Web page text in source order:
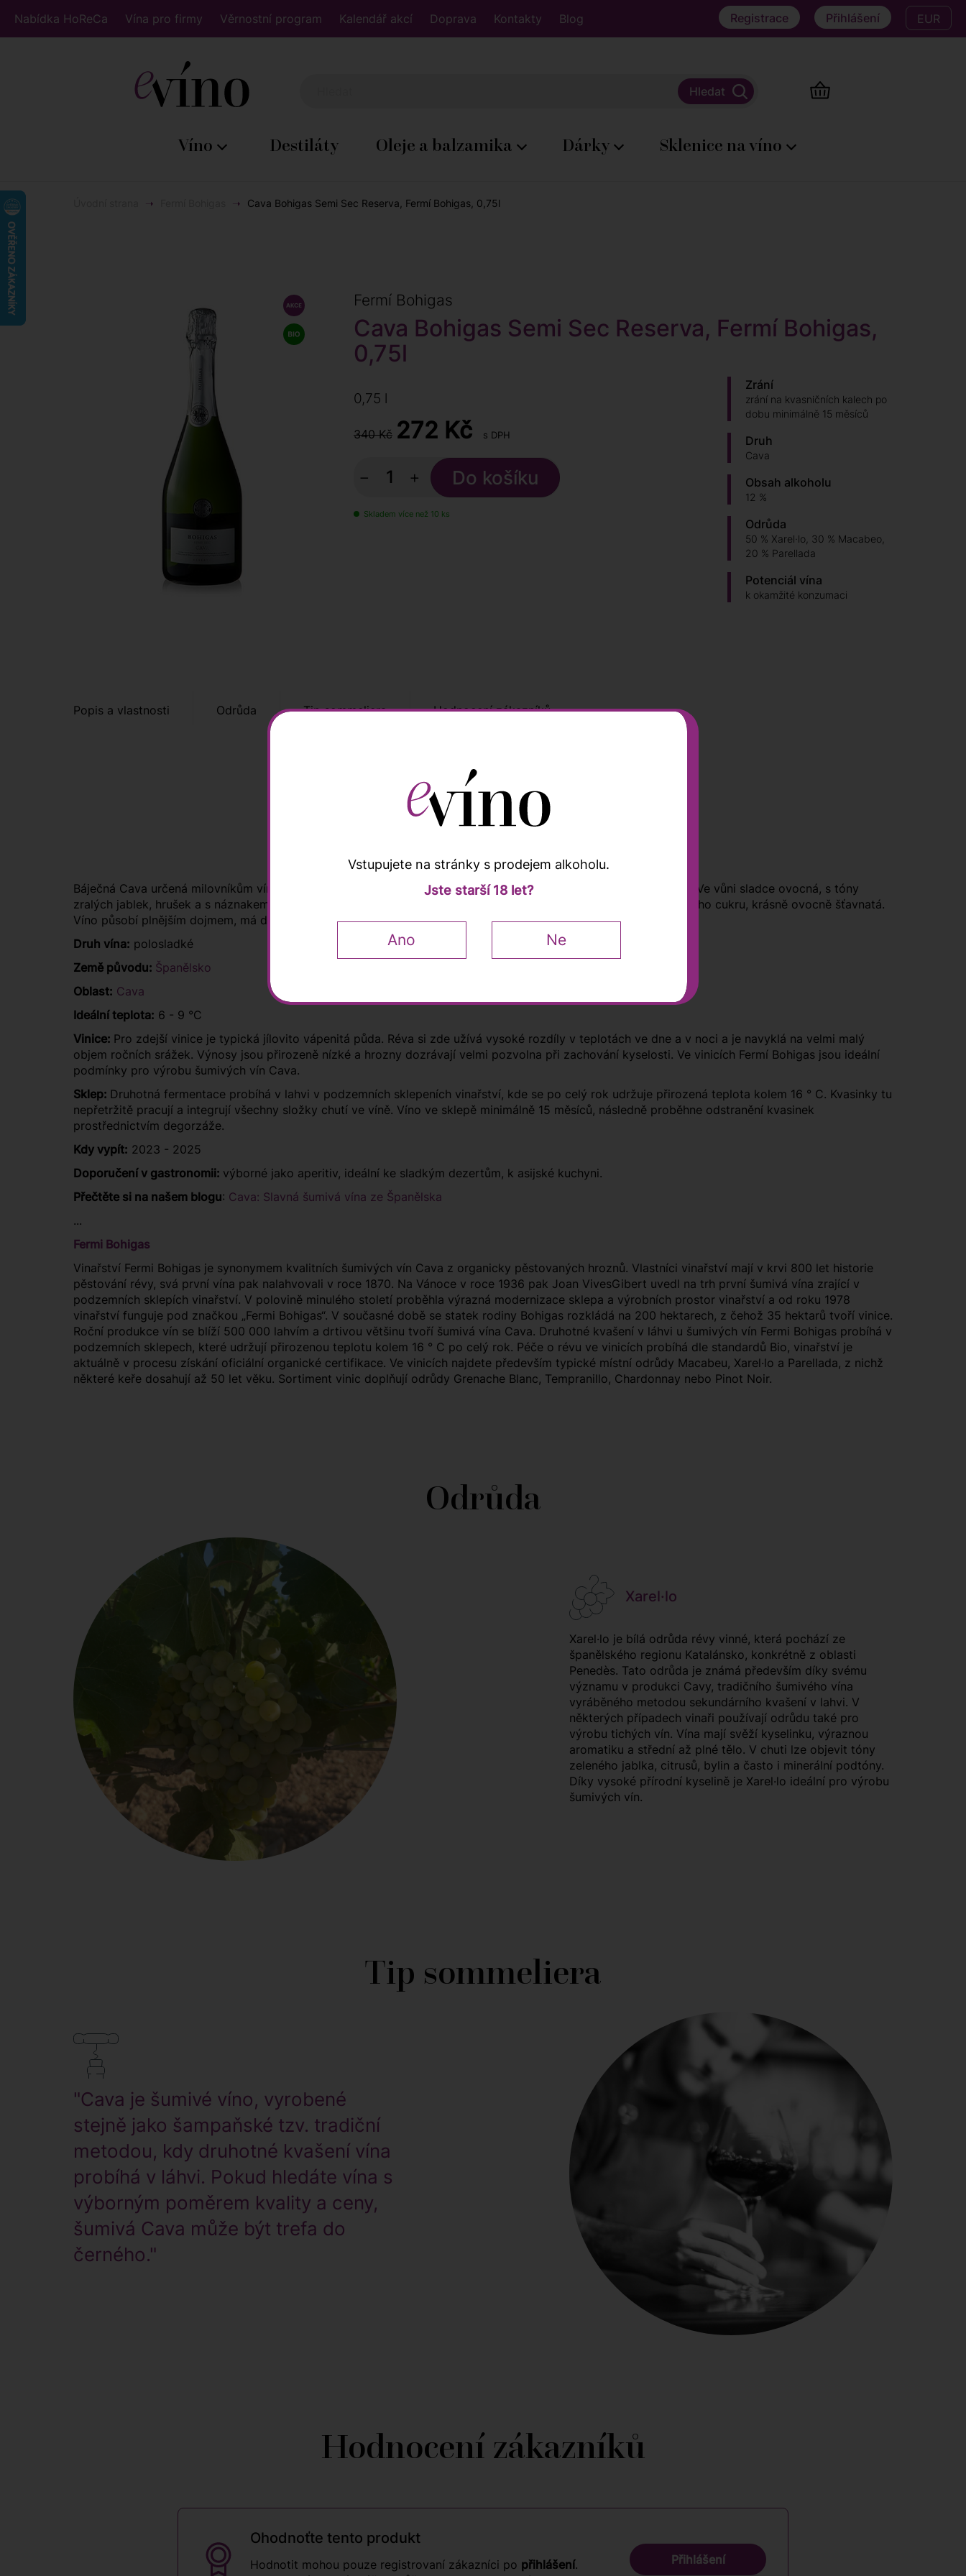
Nabídka HoReCa Vína pro firmy Věrnostní program Kalendář akcí Doprava Kontakty Blog Registrace Přihlášení EUR
Víno Destiláty Oleje a balzamika Dárky Sklenice na víno
Cava Bohigas Semi Sec Reserva, Fermí Bohigas, 0,75l
Fermí Bohigas
Cava Bohigas Semi Sec Reserva, Fermí Bohigas,
0,75l
0,75 l
340 Kč 272 Kč s DPH
− +
Skladem více než 10 ks
Zrání
zrání na kvasničních kalech po
dobu minimálně 15 měsíců
Druh
Cava
Obsah alkoholu
12 %
Odrůda
50 % Xarel·lo, 30 % Macabeo,
20 % Parellada
Potenciál vína
k okamžité konzumaci
Popis a vlastnosti Odrůda Tip sommeliera Hodnocení zákazníků
Popis a vlastnosti
Báječná Cava určená milovníkům vín s lehkým zbytkovým cukrem. Ve skleničce světle žlutá se zlatavými odlesky. Ve vůni sladce ovocná, s tóny
zralých jablek, hrušek a s náznakem citrusových plodů. V chuti s dobře vyváženým poměrem kyselosti a zbytkového cukru, krásně ovocně šťavnatá.
Víno působí plnějším dojmem, má delší závěr, ve kterém objevíte také jemnou mineralitu.
Druh vína: polosladké
Země původu: Španělsko
Oblast: Cava
Ideální teplota: 6 - 9 °C
Vinice: Pro zdejší vinice je typická jílovito vápenitá půda. Réva si zde užívá vysoké rozdíly v teplotách ve dne a v noci a je navyklá na velmi malý
objem ročních srážek. Výnosy jsou přirozeně nízké a hrozny dozrávají velmi pozvolna při zachování kyselosti. Ve vinicích Fermí Bohigas jsou ideální
podmínky pro výrobu šumivých vín Cava.
Sklep: Druhotná fermentace probíhá v lahvi v podzemních sklepeních vinařství, kde se po celý rok udržuje přirozená teplota kolem 16 ° C. Kvasinky tu
nepřetržitě pracují a integrují všechny složky chutí ve víně. Víno ve sklepě minimálně 15 měsíců, následně proběhne odstranění kvasinek
prostřednictvím degorzáže.
Kdy vypít: 2023 - 2025
Doporučení v gastronomii: výborné jako aperitiv, ideální ke sladkým dezertům, k asijské kuchyni.
Přečtěte si na našem blogu: Cava: Slavná šumivá vína ze Španělska
...
Fermi Bohigas
Vinařství Fermi Bohigas je synonymem kvalitních šumivých vín Cava z organicky pěstovaných hroznů. Vlastníci vinařství mají v krvi 800 let historie
pěstování révy, svá první vína pak nalahvovali v roce 1870. Na Vánoce v roce 1936 pak Joan VivesGibert uvedl na trh první šumivá vína zrající v
podzemních sklepích vinařství. V polovině minulého století proběhla výrazná modernizace sklepa a výrobních prostor vinařství a od roku 1978
vinařství funguje pod značkou „Fermi Bohigas“. V současné době se statek rodiny Bohigas rozkládá na 200 hektarech, z čehož 35 hektarů tvoří vinice.
Roční produkce vín se blíží 500 000 lahvím a drtivou většinu tvoří šumivá vína Cava. Druhotné kvašení v láhvi u šumivých vín Fermi Bohigas probíhá v
podzemních sklepech, které udržují přirozenou teplotu kolem 16 ° C po celý rok. Péče o révu ve vinicích probíhá dle standardů Bio, vinařství je
aktuálně v procesu získání oficiální organické certifikace. Ve vinicích najdete především typické místní odrůdy Macabeu, Xarel·lo a Parellada, z nichž
některé keře dosahují až 50 let věku. Sortiment vinic doplňují odrůdy Grenache Blanc, Tempranillo, Chardonnay nebo Pinot Noir.
Odrůda
Xarel·lo
Xarel·lo je bílá odrůda révy vinné, která pochází ze
španělského regionu Katalánsko, konkrétně z oblasti
Penedès. Tato odrůda je známá především díky svému
významu v produkci Cavy, tradičního šumivého vína
vyráběného metodou sekundárního kvašení v lahvi. V
některých případech vinaři používají odrůdu také pro
výrobu tichých vín. Vína mají svěží kyselinku, výraznou
aromatiku a střední až plné tělo. V chuti lze objevit tóny
zeleného jablka, citrusů, bylin a často i minerální podtóny.
Díky vysoké přírodní kyselině je Xarel·lo ideální pro výrobu
šumivých vín.
Tip sommeliera
"Cava je šumivé víno, vyrobené
stejně jako šampaňské tzv. tradiční
metodou, kdy druhotné kvašení vína
probíhá v láhvi. Pokud hledáte vína s
výborným poměrem kvality a ceny,
šumivá Cava může být trefa do
černého."
Hodnocení zákazníků
Ohodnoťte tento produkt
Hodnotit mohou pouze registrovaní zákazníci po přihlášení.
Přihlášení
Vstupujete na stránky s prodejem alkoholu.
Jste starší 18 let?
Ano Ne